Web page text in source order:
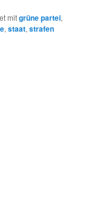
mitgrüne partei,
,staat,strafen